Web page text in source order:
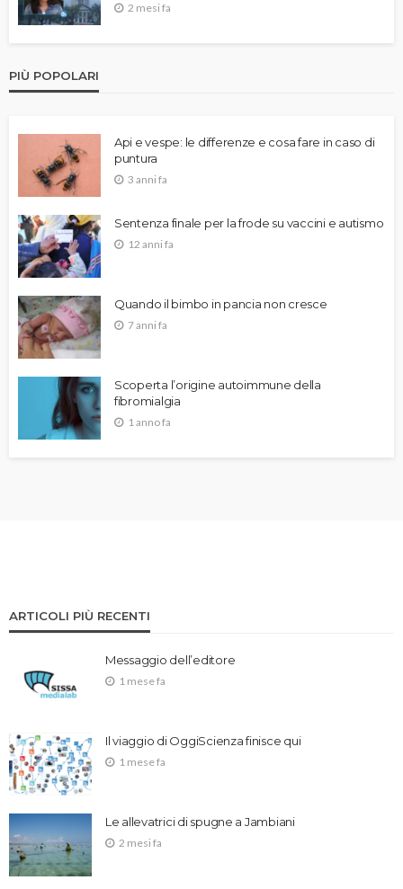
2 mesi fa
PIÙ POPOLARI
Api e vespe: le differenze e cosa fare in caso di
puntura
3 anni fa
Sentenza finale per la frode su vaccini e autismo
12 anni fa
Quando il bimbo in pancia non cresce
7 anni fa
Scoperta l’origine autoimmune della
fibromialgia
1 anno fa
ARTICOLI PIÙ RECENTI
Messaggio dell’editore
1 mese fa
Il viaggio di OggiScienza finisce qui
1 mese fa
Le allevatrici di spugne a Jambiani
2 mesi fa